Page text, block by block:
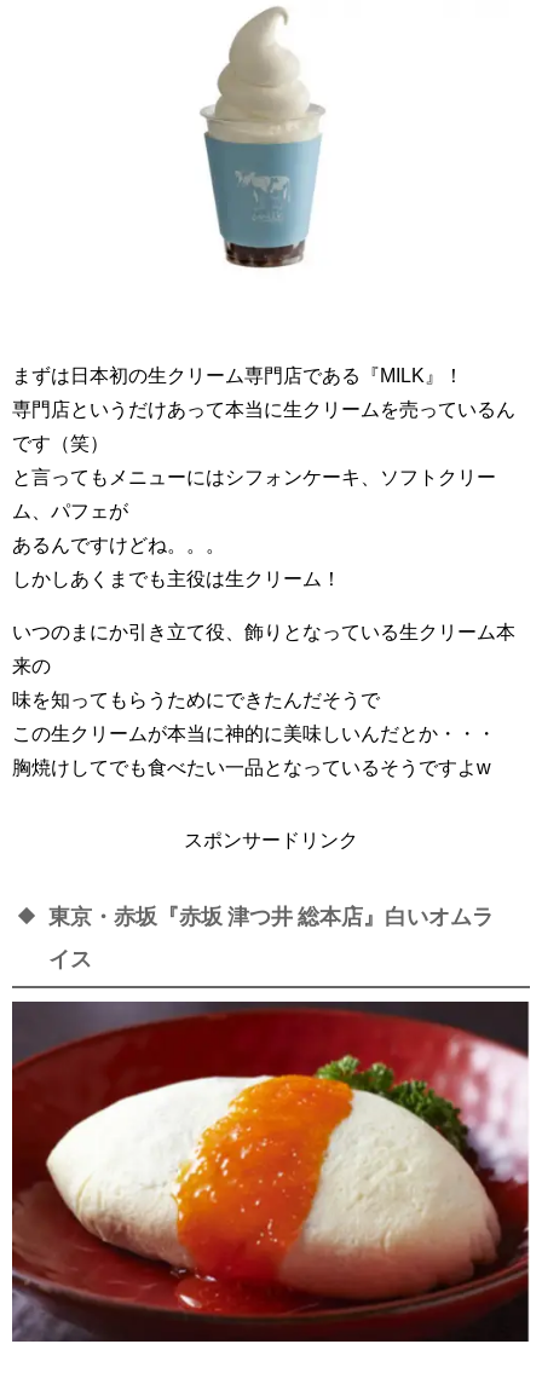
まずは日本初の生クリーム専門店である『MILK』！
専門店というだけあって本当に生クリームを売っているん
です（笑）
と言ってもメニューにはシフォンケーキ、ソフトクリー
ム、パフェが
あるんですけどね。。。
しかしあくまでも主役は生クリーム！
いつのまにか引き立て役、飾りとなっている生クリーム本
来の
味を知ってもらうためにできたんだそうで
この生クリームが本当に神的に美味しいんだとか・・・
胸焼けしてでも食べたい一品となっているそうですよw
スポンサードリンク
東京・赤坂『赤坂 津つ井 総本店』白いオムラ
イス